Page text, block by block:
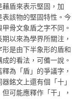
藉盾來表示堅固，加
表該物的堅固特性。今
骨文象盾之字不同。
以來為學界所關注，
是由下半象形的盾和
的看法，可備一說。
為「盾」的爭議字，
銘文上還有個「十」
可能應釋作「干」，